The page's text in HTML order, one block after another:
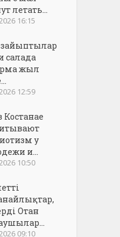
летать...
16:15
зайыптылар
салада
жыл
12:59
Костанае
у
и...
10:50
Отан
09:10